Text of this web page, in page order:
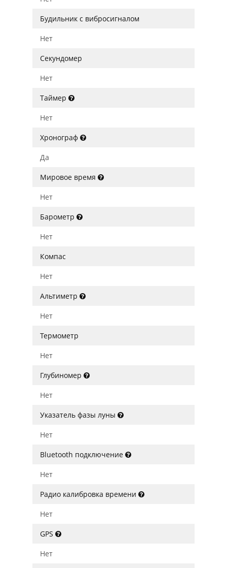
Будильник с вибросигналом
Нет
Секундомер
Нет
Таймер
Нет
Хронограф
Да
Мировое время
Нет
Барометр
Нет
Компас
Нет
Альтиметр
Нет
Термометр
Нет
Глубиномер
Нет
Указатель фазы луны
Нет
Bluetooth подключение
Нет
Радио калибровка времени
Нет
GPS
Нет